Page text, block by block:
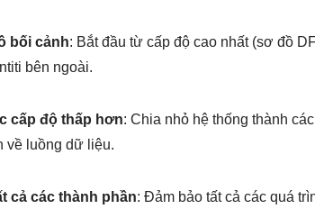
bối cảnh: Bắt đầu từ cấp độ cao nhất (sơ đồ
bên ngoài.
cấp độ thấp hơn: Chia nhỏ hệ thống thành
về luồng dữ liệu.
cả các thành phần: Đảm bảo tất cả các quá